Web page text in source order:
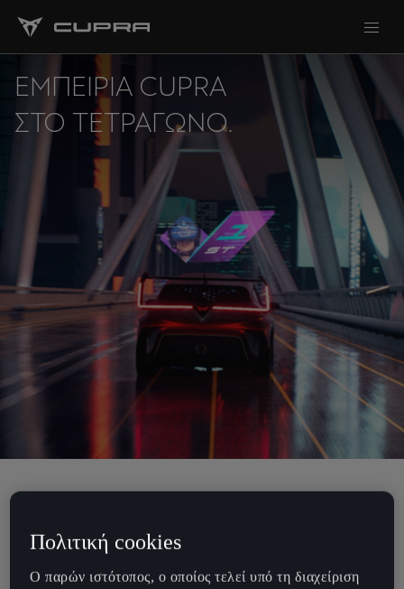
ΕΜΠΕΙΡΊΑ CUPRA
ΣΤΟ ΤΕΤΡΆΓΩΝΟ.
που οδηγείτε είναι πραγματικό.
Πολιτική cookies
Ο παρών ιστότοπος, ο οποίος τελεί υπό τη διαχείριση